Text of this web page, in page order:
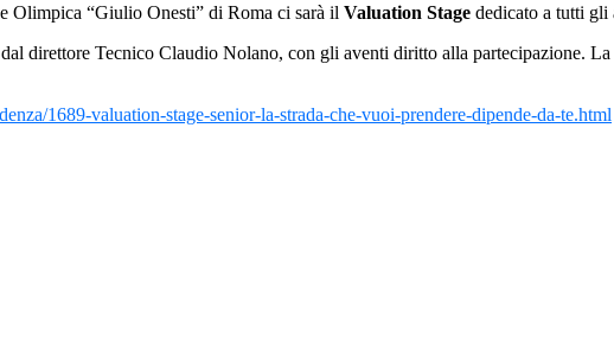
Olimpica “Giulio Onesti” di Roma ci sarà il Valuation Stage dedicato a tutti gli
direttore Tecnico Claudio Nolano, con gli aventi diritto alla partecipazione.
1689-valuation-stage-senior-la-strada-che-vuoi-prendere-dipende-da-te.html